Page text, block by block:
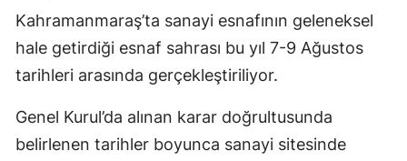
Kahramanmaraş’ta sanayi esnafının geleneksel
hale getirdiği esnaf sahrası bu yıl 7-9 Ağustos
tarihleri arasında gerçekleştiriliyor.
Genel Kurul’da alınan karar doğrultusunda
belirlenen tarihler boyunca sanayi sitesinde